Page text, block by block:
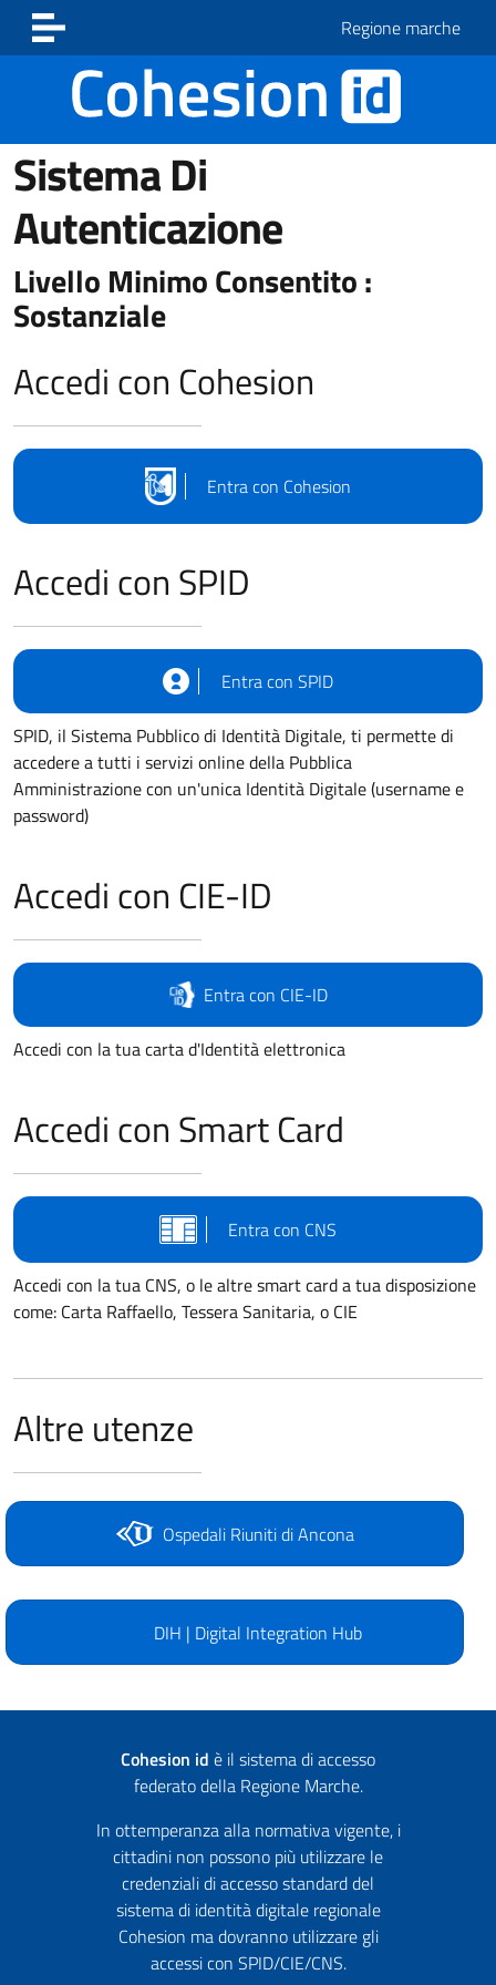
Vai ai contenuti
Vai al footer
Regione marche
Sistema Di
Autenticazione
Livello Minimo Consentito :
Sostanziale
Accedi con Cohesion
Entra con Cohesion
Accedi con SPID
Entra con SPID
SPID, il Sistema Pubblico di Identità Digitale, ti permette di
accedere a tutti i servizi online della Pubblica
Amministrazione con un'unica Identità Digitale (username e
password)
Accedi con CIE-ID
Entra con CIE-ID
Accedi con la tua carta d'Identità elettronica
Accedi con Smart Card
Entra con CNS
Accedi con la tua CNS, o le altre smart card a tua disposizione
come: Carta Raffaello, Tessera Sanitaria, o CIE
Altre utenze
Ospedali Riuniti di Ancona
DIH | Digital Integration Hub
Cohesion id è il sistema di accesso
federato della Regione Marche.
In ottemperanza alla normativa vigente, i
cittadini non possono più utilizzare le
credenziali di accesso standard del
sistema di identità digitale regionale
Cohesion ma dovranno utilizzare gli
accessi con SPID/CIE/CNS.